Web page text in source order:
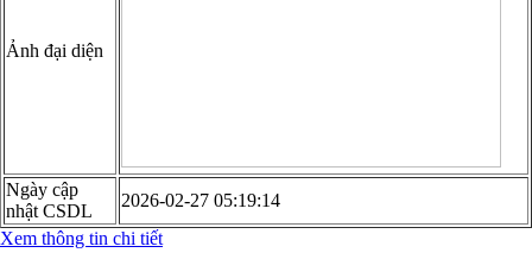
Ảnh đại diện
Ngày cập
nhật CSDL
2026-02-27 05:19:14
Xem thông tin chi tiết